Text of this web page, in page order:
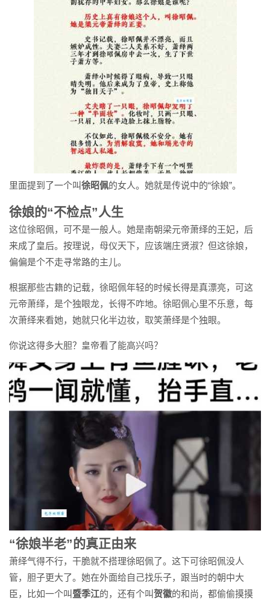
里面提到了一个叫徐昭佩的女人。她就是传说中的“徐娘”。
徐娘的“不检点”人生
这位徐昭佩，可不是一般人。她是南朝梁元帝萧绎的王妃，后
来成了皇后。按理说，母仪天下，应该端庄贤淑？但这徐娘，
偏偏是个不走寻常路的主儿。
根据那些古籍的记载，徐昭佩年轻的时候长得是真漂亮，可这
元帝萧绎，是个独眼龙，长得不咋地。徐昭佩心里不乐意，每
次萧绎来看她，她就只化半边妆，取笑萧绎是个独眼。
你说这得多大胆？皇帝看了能高兴吗？
“徐娘半老”的真正由来
萧绎气得不行，干脆就不搭理徐昭佩了。这下可徐昭佩没人
管，胆子更大了。她在外面给自己找乐子，跟当时的朝中大
臣，比如一个叫 暨季江的，还有个叫贺徽的和尚，都偷偷摸摸